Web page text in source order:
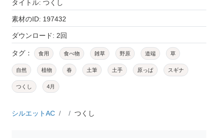
タイトル: つくし
素材のID: 197432
ダウンロード: 2回
タグ： 食用 食べ物 雑草 野原 道端 草
自然 植物 春 土筆 土手 原っぱ スギナ
つくし 4月
シルエットAC つくし